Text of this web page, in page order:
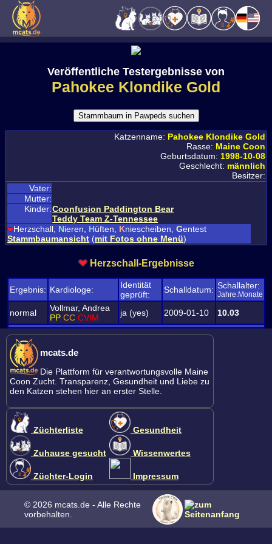
Veröffentliche Testergebnisse von
Pahokee Klondike Gold
Katzenname: Pahokee Klondike Gold
Rasse: Maine Coon
Geburtsdatum: 1998-10-08
Geschlecht: männlich
Besitzer:
Vater:
Mutter:
Kinder:Coonfusion Paddington Bear
Teddy Team Z-Tennessee
Herzschall, Nieren, Hüften, Kniescheiben,Gentest
Stammbaumansicht (mit Fotos ohne Menü)
Herzschall-Ergebnisse
Ergebnis: Kardiologe:
Identität
geprüft:
Schalldatum: Schallalter:
Jahre.Monate
normal
Vollmar, Andrea
PPCCCVIM ja (yes) 2009-01-10 10.03
mcats.de
Die Plattform für verantwortungsvolle Maine
Coon Zucht. Transparenz, Gesundheit und Liebe zu
den Katzen stehen hier an erster Stelle.
Züchterliste
Zuhause gesucht
Züchter-Login
Gesundheit
Wissenwertes
Impressum
© 2026 mcats.de - Alle Rechte
vorbehalten.